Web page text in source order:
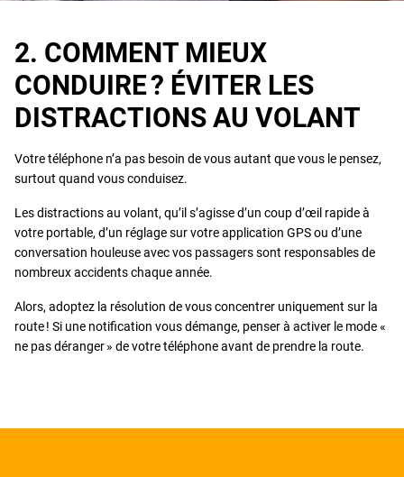
2. COMMENT MIEUX
CONDUIRE ? ÉVITER LES
DISTRACTIONS AU VOLANT
Votre téléphone n’a pas besoin de vous autant que vous le pensez,
surtout quand vous conduisez.
Les distractions au volant, qu’il s’agisse d’un coup d’œil rapide à
votre portable, d’un réglage sur votre application GPS ou d’une
conversation houleuse avec vos passagers sont responsables de
nombreux accidents chaque année.
Alors, adoptez la résolution de vous concentrer uniquement sur la
route ! Si une notification vous démange, penser à activer le mode «
ne pas déranger » de votre téléphone avant de prendre la route.